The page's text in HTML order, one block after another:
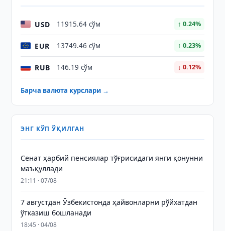
USD 11915.64 сўм ↑ 0.24%
EUR 13749.46 сўм ↑ 0.23%
RUB 146.19 сўм ↓ 0.12%
Барча валюта курслари →
ЭНГ КЎП ЎҚИЛГАН
Сенат ҳарбий пенсиялар тўғрисидаги янги қонунни
маъқуллади
21:11 · 07/08
7 августдан Ўзбекистонда ҳайвонларни рўйхатдан
ўтказиш бошланади
18:45 · 04/08